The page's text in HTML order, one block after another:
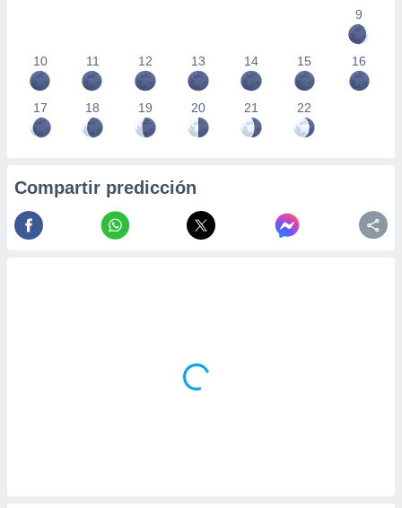
9
10 11 12 13 14 15 16
17 18 19 20 21 22
Compartir predicción